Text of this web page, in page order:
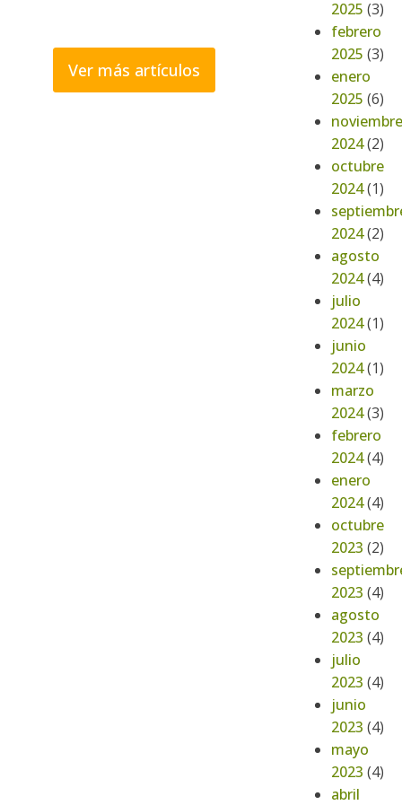
Ver más artículos
2025 (3)
febrero
2025 (3)
enero
2025 (6)
noviembre
2024(2)
octubre
2024(1)
2024(2)
agosto
2024(4)
julio
2024(1)
junio
2024(1)
marzo
2024(3)
febrero
2024(4)
enero
2024(4)
octubre
2023 (2)
2023 (4)
agosto
2023 (4)
julio
2023 (4)
junio
2023 (4)
mayo
2023 (4)
abril